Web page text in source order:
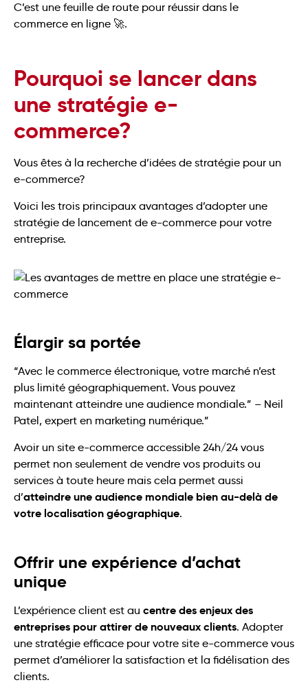
C’est une feuille de route pour réussir dans le
commerce en ligne 🚀.
Pourquoi se lancer dans
une stratégie e-
commerce?
Vous êtes à la recherche d’idées de stratégie pour un
e-commerce?
Voici les trois principaux avantages d’adopter une
stratégie de lancement de e-commerce pour votre
entreprise.
Élargir sa portée
“Avec le commerce électronique, votre marché n’est
plus limité géographiquement. Vous pouvez
maintenant atteindre une audience mondiale.” – Neil
Patel, expert en marketing numérique.”
Avoir un site e-commerce accessible 24h/24 vous
permet non seulement de vendre vos produits ou
services à toute heure mais cela permet aussi
d’atteindre une audience mondiale bien au-delà de
votre localisation géographique.
Offrir une expérience d’achat
unique
L’expérience client est au centre des enjeux des
entreprises pour attirer de nouveaux clients. Adopter
une stratégie efficace pour votre site e-commerce vous
permet d’améliorer la satisfaction et la fidélisation des
clients.